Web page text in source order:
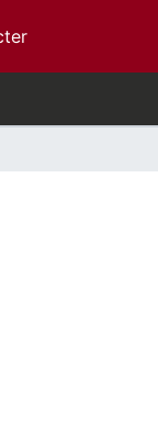
(current)